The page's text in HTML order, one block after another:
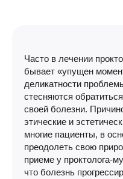
Часто в лечении
бывает «упущен
деликатности
стесняются
своей болезни.
этические и
многие пациенты, в
преодолеть свою
приеме у проктолога-
что болезнь